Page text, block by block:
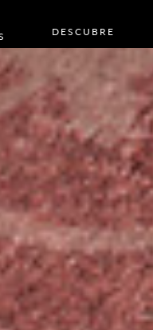
DESCUBRE